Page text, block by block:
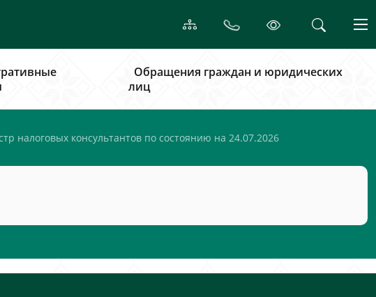
Обращения граждан и юридических
лиц
налоговых консультантов по состоянию на 24.07.2026